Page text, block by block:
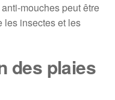
mouches peut être
les insectes et les
des plaies